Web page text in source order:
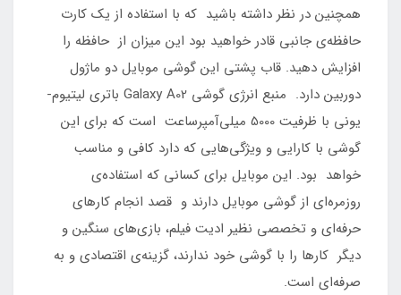
همچنین در نظر داشته باشید که با استفاده از یک کارت
حافظه‌ی جانبی قادر خواهید بود این میزان از حافظه را
افزایش دهید. قاب پشتی این گوشی موبایل دو ماژول
دوربین دارد. منبع انرژی گوشی Galaxy A02 باتری لیتیوم-
یونی با ظرفیت 5000 میلی‌آمپرساعت است که برای این
گوشی با کارایی و ویژگی‌هایی که دارد کافی و مناسب
خواهد بود. این موبایل برای کسانی که استفاده‌ی
روزمره‌ای از گوشی موبایل دارند و قصد انجام کارهای
حرفه‌ای و تخصصی نظیر ادیت فیلم، بازی‌های سنگین و
دیگر کارها را با گوشی خود ندارند، گزینه‌ی اقتصادی و به
صرفه‌ای است.